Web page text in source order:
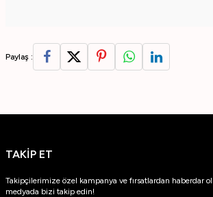
Paylaş :
TAKİP ET
Takipçilerimize özel kampanya ve fırsatlardan haberdar
medyada bizi takip edin!